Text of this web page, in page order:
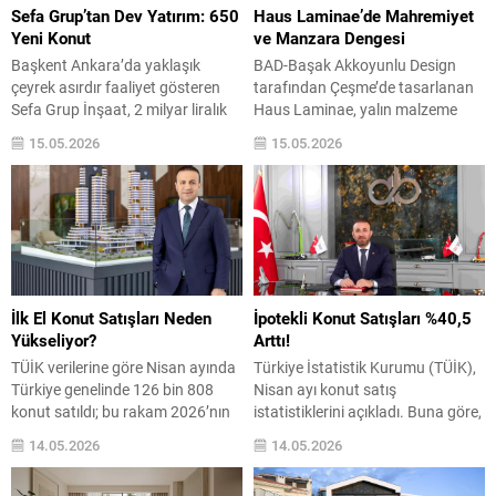
yatırım hareketliliği açısından...
konseptiyle hayata geçirdikleri
TanUrla projesi hakkında...
Sefa Grup’tan Dev Yatırım: 650
Yeni Konut
Başkent Ankara’da yaklaşık
çeyrek asırdır faaliyet gösteren
Sefa Grup İnşaat, 2 milyar liralık
yatırımla 650 konutluk iki yeni
proje için çalışmalarını
sürdürüyor. Şirketin teslim ettiği
toplam konut sayısı ise 2 binin
üzerine çıkacak. Bugüne kadar
1000’den fazla konutu sahiplerine
teslim eden ve inşaatı devam
eden 400 dairelik projeleriyle
büyümesini sürdüren...
15.05.2026
Haus Laminae’de Mahremiyet
ve Manzara Dengesi
BAD-Başak Akkoyunlu Design
tarafından Çeşme’de tasarlanan
Haus Laminae, yalın malzeme
paleti, esnek plan organizasyonu
ve detay odaklı çözümleriyle
estetik ve işlevselliği bir arada
sunan, çağdaş ve zamansız bir
yaşam alanı olarak öne çıkıyor.
Tasarımında her projenin kendine
özgü karakterini ve kullanıcı
deneyimini merkeze alan Mimar
Başak Akkoyunlu liderliğindeki
BAD –...
15.05.2026
İlk El Konut Satışları Neden
Yükseliyor?
TÜİK verilerine göre Nisan ayında
Türkiye genelinde 126 bin 808
konut satıldı; bu rakam 2026’nın
satış performansı oldu. Satışların
40 bin 306’sı birinci el, 86 bin
14.05.2026
İpotekli Konut Satışları %40,5
Arttı!
Türkiye İstatistik Kurumu (TÜİK),
Nisan ayı konut satış
istatistiklerini açıkladı. Buna göre,
satışları Nisan ayında, bir önceki
yılın aynı ayına göre %9,6 artarak
14.05.2026